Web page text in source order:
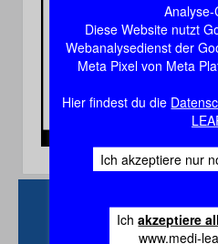
Diese Website nutzt
Webanalysedienst der
Meta Pixel von Meta
Hier findest du die
Ich akzeptiere nur
Ichakzeptiere
www.medi-
Video
Zurück